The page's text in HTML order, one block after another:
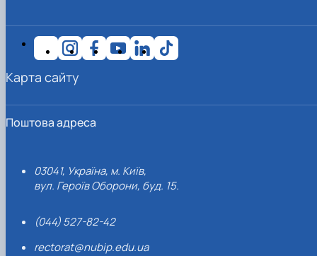
Поштова адреса
03041, Україна, м. Київ,
вул. Героїв Оборони, буд. 15.
(044) 527-82-42
rectorat@nubip.edu.ua
Карта сайту